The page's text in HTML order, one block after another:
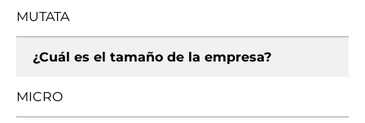
MUTATA
¿Cuál es el tamaño de la empresa?
MICRO